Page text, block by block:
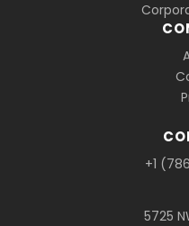
+1
5725